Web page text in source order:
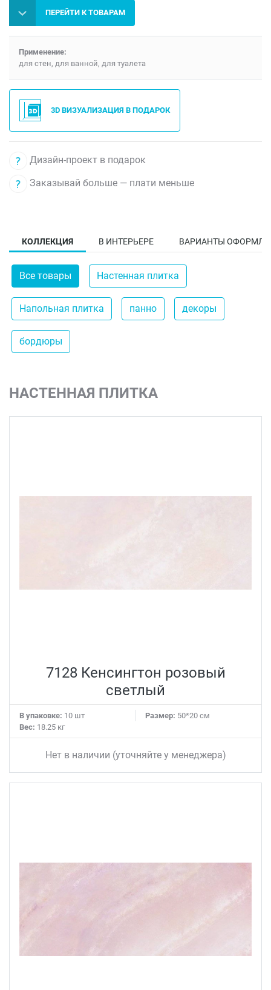
ПЕРЕЙТИ К ТОВАРАМ
Применение:
для стен, для ванной, для туалета
3D ВИЗУАЛИЗАЦИЯ В ПОДАРОК
Дизайн-проект в подарок
Заказывай больше — плати меньше
КОЛЛЕКЦИЯ В ИНТЕРЬЕРЕ ВАРИАНТЫ
Все товары Настенная плитка
Напольная плитка панно декоры
бордюры
НАСТЕННАЯ ПЛИТКА
7128 Кенсингтон розовый
светлый
В упаковке: 10 шт Размер: 50*20 см
Вес: 18.25 кг
Нет в наличии (уточняйте у менеджера)